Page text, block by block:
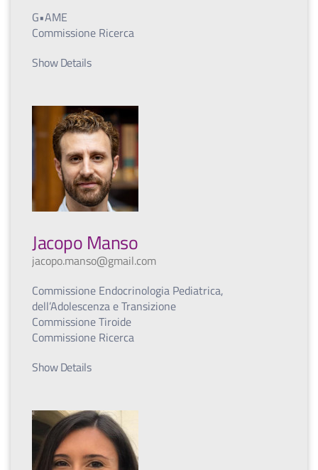
G•AME
Commissione Ricerca
Show Details
Jacopo Manso
jacopo.manso@gmail.com
Commissione Endocrinologia Pediatrica,
dell’Adolescenza e Transizione
Commissione Tiroide
Commissione Ricerca
Show Details